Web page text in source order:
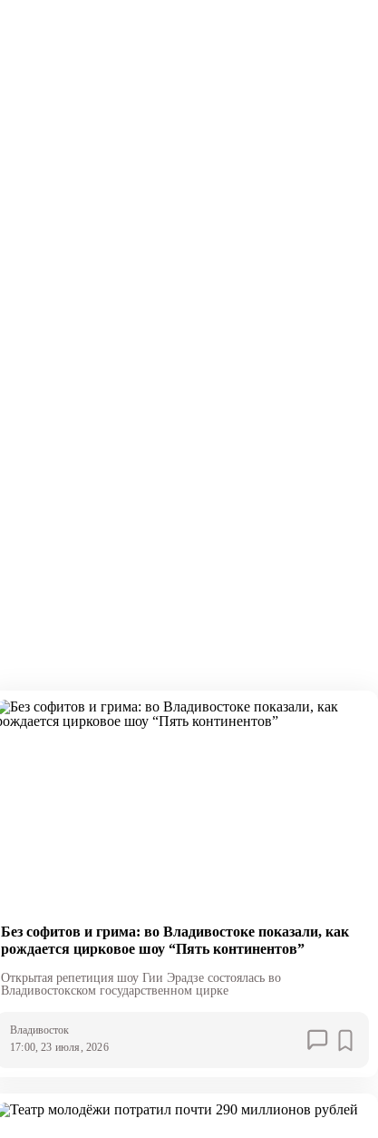
Без софитов и грима: во Владивостоке показали, как
рождается цирковое шоу “Пять континентов”
Открытая репетиция шоу Гии Эрадзе состоялась во
Владивостокском государственном цирке
Владивосток
17:00, 23 июля, 2026